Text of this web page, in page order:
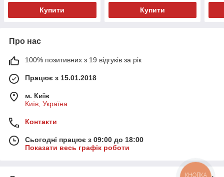
Купити Купити
Про нас
100% позитивних з 19 відгуків за рік
Працює з 15.01.2018
м. Київ
Київ, Україна
Контакти
Сьогодні працює з 09:00 до 18:00
Показати весь графік роботи
КНОПКА